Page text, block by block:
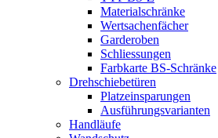
Materialschränke
Wertsachenfächer
Garderoben
Schliessungen
Farbkarte BS-Schränke
Drehschiebetüren
Platzeinsparungen
Ausführungsvarianten
Handläufe